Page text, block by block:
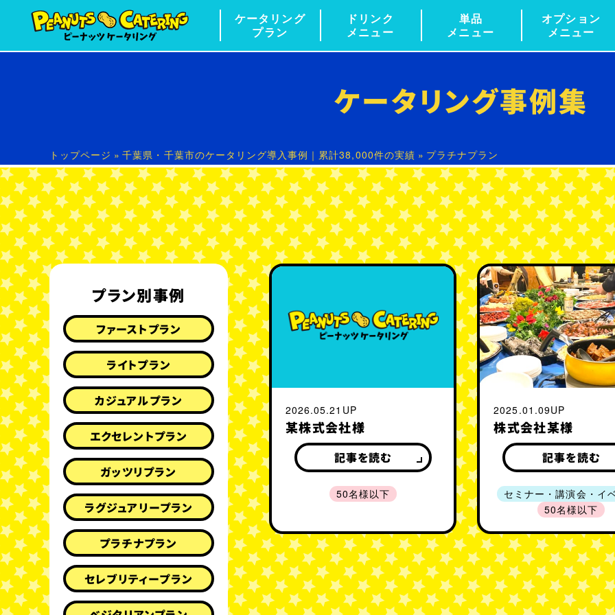
ケータリング
プラン
ドリンク
メニュー
単品
メニュー
オプション
メニュー
ケータリング事例集
トップページ »千葉県・千葉市のケータリング導入事例｜累計38,000件の実績 » プラチナプラン
プラン別事例
ファーストプラン
ライトプラン
カジュアルプラン
エクセレントプラン
ガッツリプラン
ラグジュアリープラン
プラチナプラン
セレブリティープラン
2026.05.21UP
某株式会社様
記事を読む
50名様以下
2025.01.09UP
株式会社某様
記事を読む
セミナー・講演会・イ
50名様以下